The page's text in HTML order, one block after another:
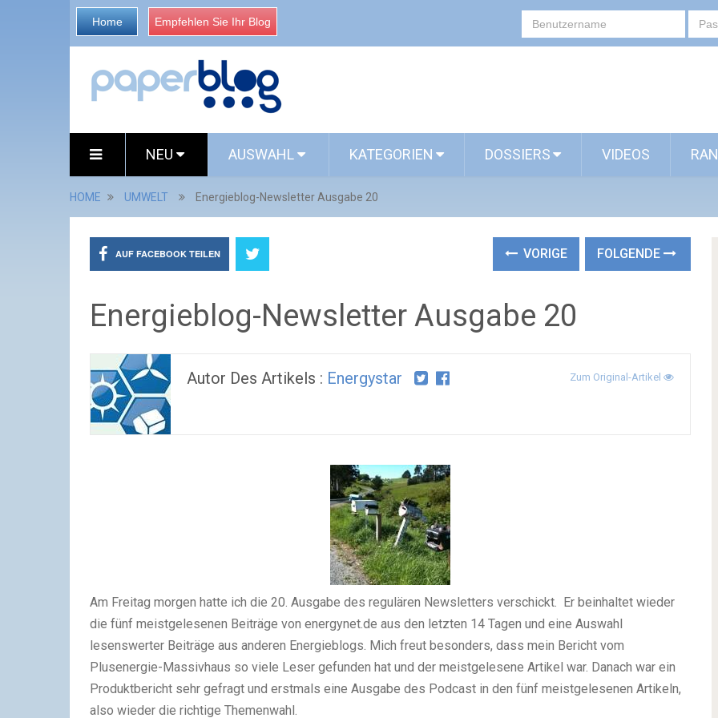
Home Empfehlen Sie Ihr Blog
NEU AUSWAHL KATEGORIEN DOSSIERS VIDEOS
HOME UMWELT Energieblog-Newsletter Ausgabe 20
AUF FACEBOOK TEILEN VORIGE FOLGENDE
Energieblog-Newsletter Ausgabe 20
Autor Des Artikels : Energystar Zum Original-Artikel
Am Freitag morgen hatte ich die 20. Ausgabe des regulären Newsletters verschickt. Er beinhaltet wieder
die fünf meistgelesenen Beiträge von energynet.de aus den letzten 14 Tagen und eine Auswahl
lesenswerter Beiträge aus anderen Energieblogs. Mich freut besonders, dass mein Bericht vom
Plusenergie-Massivhaus so viele Leser gefunden hat und der meistgelesene Artikel war. Danach war ein
Produktbericht sehr gefragt und erstmals eine Ausgabe des Podcast in den fünf meistgelesenen Artikeln,
also wieder die richtige Themenwahl.